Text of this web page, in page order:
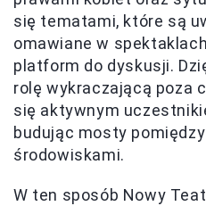
się tematami, które są
omawiane w
platform do dyskusji.
rolę wykraczającą poza
się aktywnym
budując mosty
środowiskami.
W ten sposób Nowy